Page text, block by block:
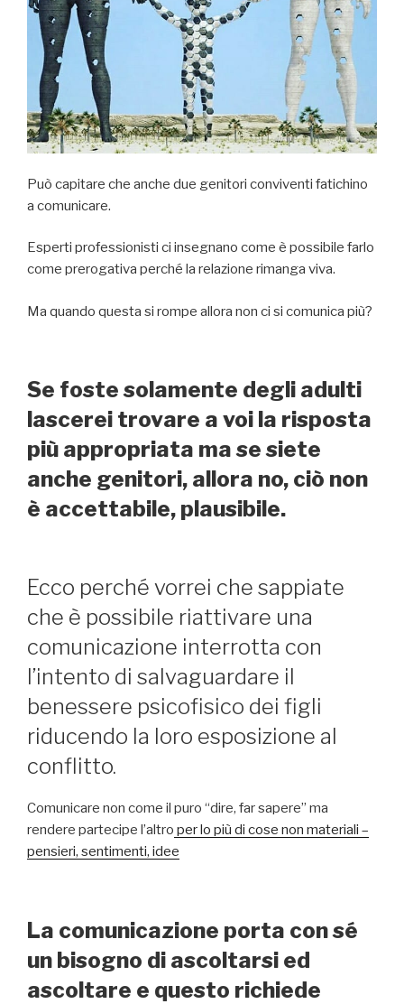
Può capitare che anche due genitori conviventi fatichino
a comunicare.
Esperti professionisti ci insegnano come è possibile farlo
come prerogativa perché la relazione rimanga viva.
Ma quando questa si rompe allora non ci si comunica più?
Se foste solamente degli adulti
lascerei trovare a voi la risposta
più appropriata ma se siete
anche genitori, allora no, ciò non
è accettabile, plausibile.
Ecco perché vorrei che sappiate
che è possibile riattivare una
comunicazione interrotta con
l’intento di salvaguardare il
benessere psicofisico dei figli
riducendo la loro esposizione al
conflitto.
Comunicare non come il puro “dire, far sapere” ma
rendere partecipe l’altro per lo più di cose non materiali –
pensieri, sentimenti, idee
La comunicazione porta con sé
un bisogno di ascoltarsi ed
ascoltare e questo richiede